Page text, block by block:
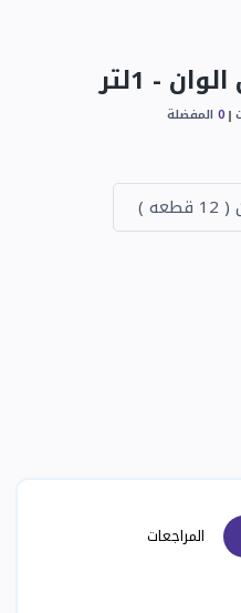
- 1لتر
0 المفضلة
)
المراجعات